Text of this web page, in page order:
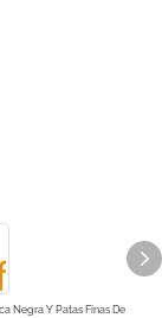
Negra Y Patas Finas De